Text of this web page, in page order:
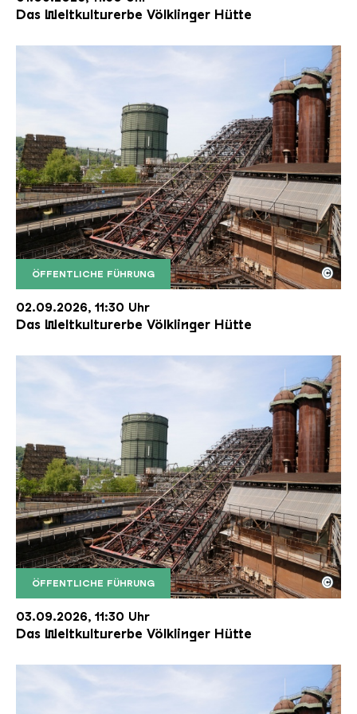
Das Weltkulturerbe Völklinger Hütte
ÖFFENTLICHE FÜHRUNG
Der Erzschrägaufzug der Völklinger Hütte mit
Copyright: Weltkulturerbe Völklinger Hütte | Karl
©
02.09.2026, 11:30 Uhr
Das Weltkulturerbe Völklinger Hütte
ÖFFENTLICHE FÜHRUNG
Der Erzschrägaufzug der Völklinger Hütte mit
Copyright: Weltkulturerbe Völklinger Hütte | Karl
©
03.09.2026, 11:30 Uhr
Das Weltkulturerbe Völklinger Hütte